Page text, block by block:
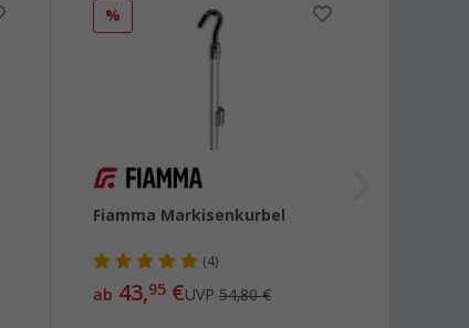
%
Fiamma Markisenkurbel
(4)
ab 43,95€UVP 54,80 €